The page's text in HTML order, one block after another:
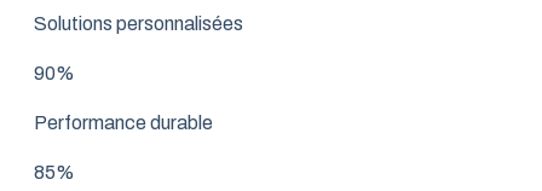
Solutions personnalisées
90%
Performance durable
85%